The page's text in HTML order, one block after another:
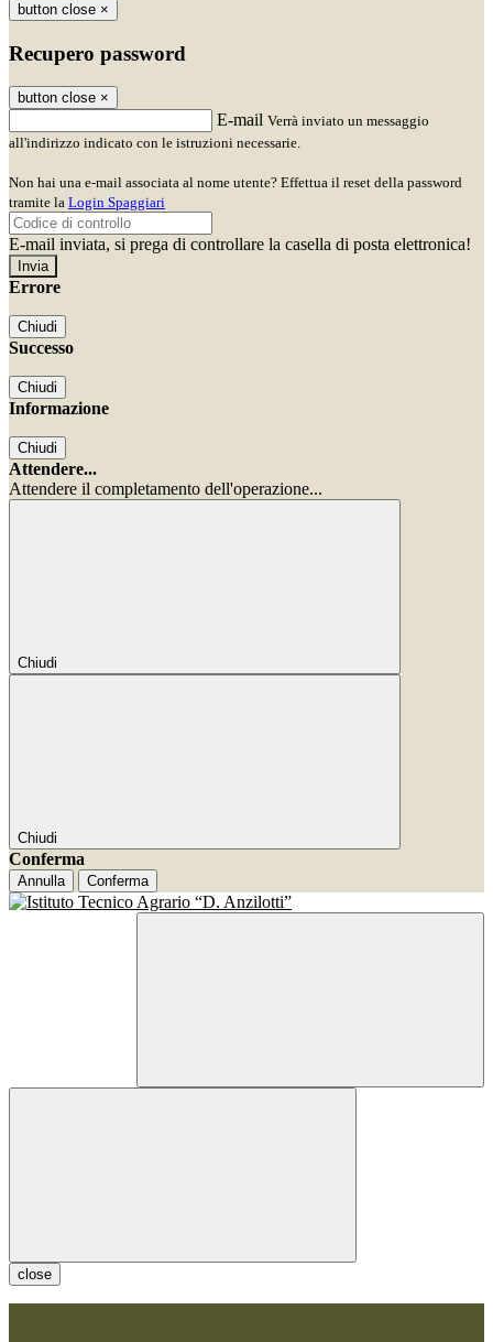
button close ×
Recupero password
button close ×
E-mail Verrà inviato un messaggio
all'indirizzo indicato con le istruzioni necessarie.
Non hai una e-mail associata al nome utente? Effettua il reset della password
tramite la Login Spaggiari
E-mail inviata, si prega di controllare la casella di posta elettronica!
Errore
Chiudi
Successo
Chiudi
Informazione
Chiudi
Attendere...
Attendere il completamento dell'operazione...
Chiudi
Chiudi
Conferma
Annulla Conferma
close